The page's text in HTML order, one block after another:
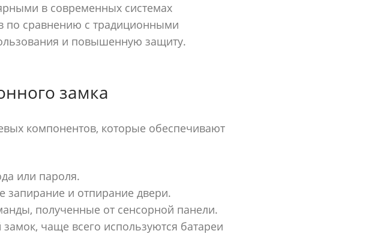
в современных системах
по сравнению с традиционными
и повышенную защиту.
замка
компонентов, которые обеспечивают
или пароля.
запирание и отпирание двери.
полученные от сенсорной панели.
чаще всего используются батареи